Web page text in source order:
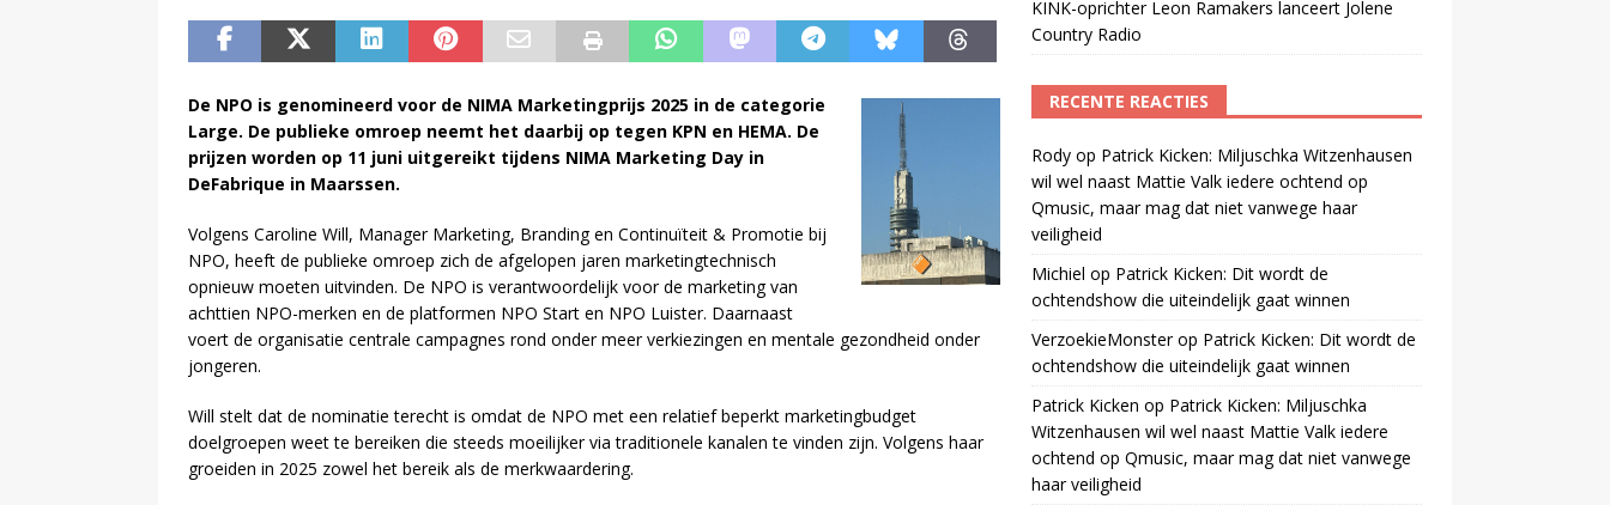
De NPO is genomineerd voor de NIMA Marketingprijs 2025 in de categorie
Large. De publieke omroep neemt het daarbij op tegen KPN en HEMA. De
prijzen worden op 11 juni uitgereikt tijdens NIMA Marketing Day in
DeFabrique in Maarssen.
Volgens Caroline Will, Manager Marketing, Branding en Continuïteit & Promotie bij
NPO, heeft de publieke omroep zich de afgelopen jaren marketingtechnisch
opnieuw moeten uitvinden. De NPO is verantwoordelijk voor de marketing van
achttien NPO-merken en de platformen NPO Start en NPO Luister. Daarnaast
voert de organisatie centrale campagnes rond onder meer verkiezingen en mentale gezondheid onder
jongeren.
Will stelt dat de nominatie terecht is omdat de NPO met een relatief beperkt marketingbudget
doelgroepen weet te bereiken die steeds moeilijker via traditionele kanalen te vinden zijn. Volgens haar
groeiden in 2025 zowel het bereik als de merkwaardering.
KINK-oprichter Leon Ramakers lanceert Jolene
Country Radio
RECENTE REACTIES
Rodyop Patrick Kicken: Miljuschka Witzenhausen
wil wel naast Mattie Valk iedere ochtend op
Qmusic, maar mag dat niet vanwege haar
veiligheid
Michiel op Patrick Kicken: Dit wordt de
ochtendshow die uiteindelijk gaat winnen
VerzoekieMonsterop Patrick Kicken: Dit wordt de
ochtendshow die uiteindelijk gaat winnen
Patrick Kicken op Patrick Kicken: Miljuschka
Witzenhausen wil wel naast Mattie Valk iedere
ochtend op Qmusic, maar mag dat niet vanwege
haar veiligheid